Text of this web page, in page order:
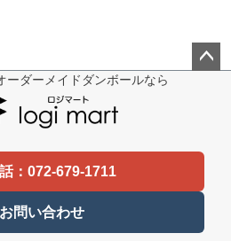
ーダーメイドダンボールなら
：072-679-1711
お問い合わせ